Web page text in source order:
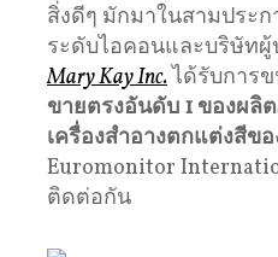
สิ่งดีๆ มักมาในสามประ
ระดับไอคอนและบริษัท
Mary Kay Inc.ได้รับการ
ขายตรงอันดับ 1 ของผลิ
เครื่องสำอางตกแต่งสีข
Euromonitor
ติดต่อกัน